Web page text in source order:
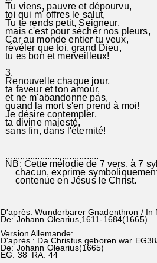
Tu viens, pauvre et dépourvu,
toi qui m' offres le salut,
Tu te rends petit, Seigneur,
mais c'est pour sécher nos pleurs,
Car au monde entier tu veux,
révéler que toi, grand Dieu,
tu es bon et merveilleux!
3.
Renouvelle chaque jour,
ta faveur et ton amour,
et ne m'abandonne pas,
quand la mort s'en prend à moi!
Je désire contempler,
ta divine majesté,
sans fin, dans l'éternité!
......................................
NB: Cette mélodie de 7 vers, à 7
chacun, exprime
contenue en Jésus le Christ.
D'après: Wunderbarer Gnadenthron / In
De: Johann Olearius,1611-1684(1665)
Version Allemande:
D'après : Da Christus geboren war
De: Johann Olearius(1665)
EG: 38 RA: 44